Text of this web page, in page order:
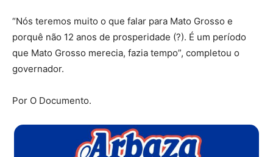
“Nós teremos muito o que falar para Mato Grosso e
porquê não 12 anos de prosperidade (?). É um período
que Mato Grosso merecia, fazia tempo”, completou o
governador.
Por O Documento.